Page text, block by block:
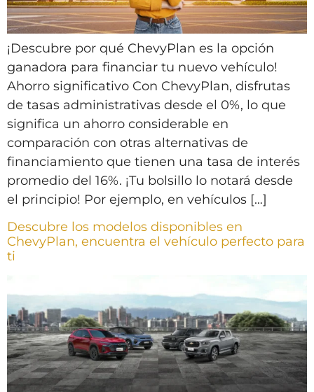
¡Descubre por qué ChevyPlan es la opción
ganadora para financiar tu nuevo vehículo!
Ahorro significativo Con ChevyPlan, disfrutas
de tasas administrativas desde el 0%, lo que
significa un ahorro considerable en
comparación con otras alternativas de
financiamiento que tienen una tasa de interés
promedio del 16%. ¡Tu bolsillo lo notará desde
el principio! Por ejemplo, en vehículos […]
Descubre los modelos disponibles en
ChevyPlan, encuentra el vehículo perfecto para
ti